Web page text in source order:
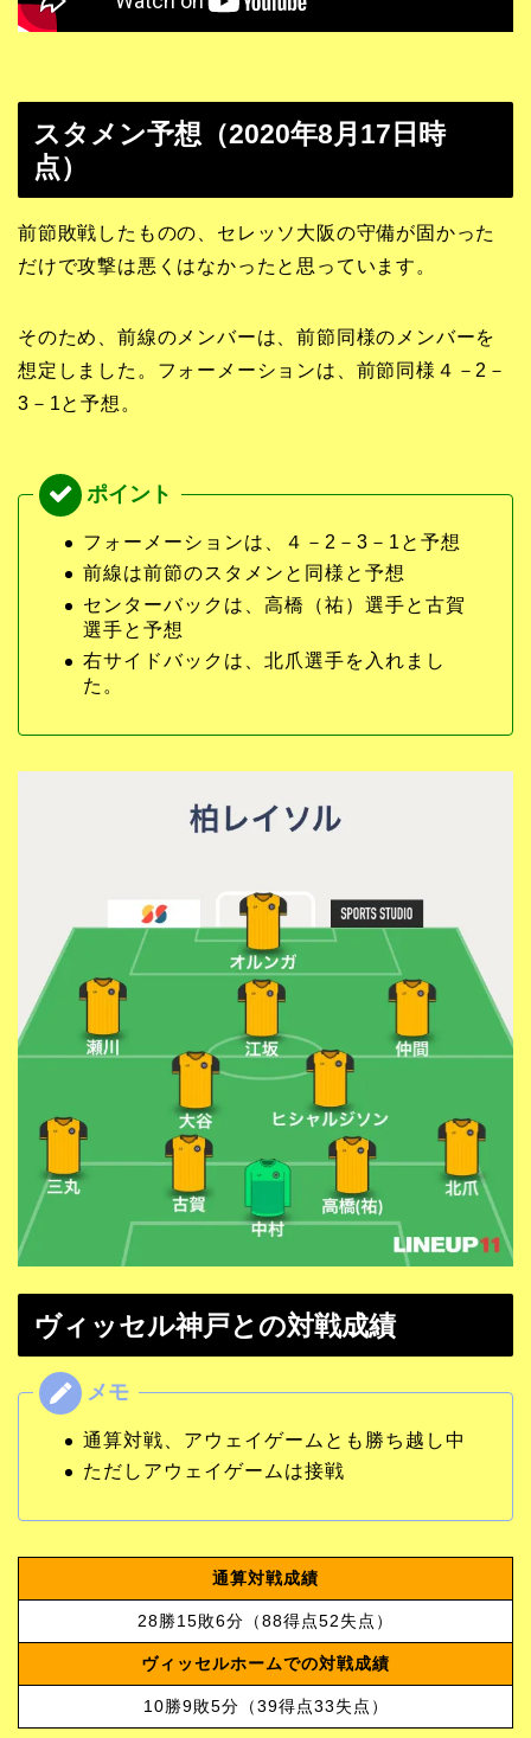
スタメン予想（2020年8月17日時
点）
前節敗戦したものの、セレッソ大阪の守備が固かった
だけで攻撃は悪くはなかったと思っています。
そのため、前線のメンバーは、前節同様のメンバーを
想定しました。フォーメーションは、前節同様４－2－
3－1と予想。
フォーメーションは、４－2－3－1と予想
前線は前節のスタメンと同様と予想
センターバックは、高橋（祐）選手と古賀
選手と予想
右サイドバックは、北爪選手を入れまし
た。
ヴィッセル神戸との対戦成績
通算対戦、アウェイゲームとも勝ち越し中
ただしアウェイゲームは接戦
通算対戦成績
28勝15敗6分（88得点52失点）
ヴィッセルホームでの対戦成績
10勝9敗5分（39得点33失点）